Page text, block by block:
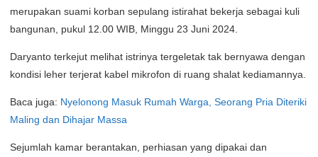
merupakan suami korban sepulang istirahat bekerja sebagai kuli
bangunan, pukul 12.00 WIB, Minggu 23 Juni 2024.
Daryanto terkejut melihat istrinya tergeletak tak bernyawa dengan
kondisi leher terjerat kabel mikrofon di ruang shalat kediamannya.
Baca juga: Nyelonong Masuk Rumah Warga, Seorang Pria Diteriki
Maling dan Dihajar Massa
Sejumlah kamar berantakan, perhiasan yang dipakai dan